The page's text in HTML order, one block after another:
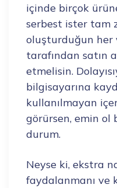
içinde birçok
serbest ister tam
oluşturduğun her
tarafından satın
etmelisin.
bilgisayarına
kullanılmayan
görürsen, emin ol
durum.
Neyse ki, ekstra
faydalanmanı ve